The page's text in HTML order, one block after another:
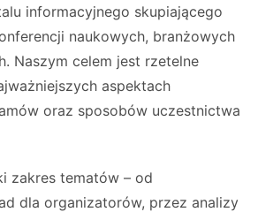
informacyjnego skupiającego
naukowych, branżowych
Naszym celem jest rzetelne
aspektach
oraz sposobów uczestnictwa
zakres tematów – od
dla organizatorów, przez analizy